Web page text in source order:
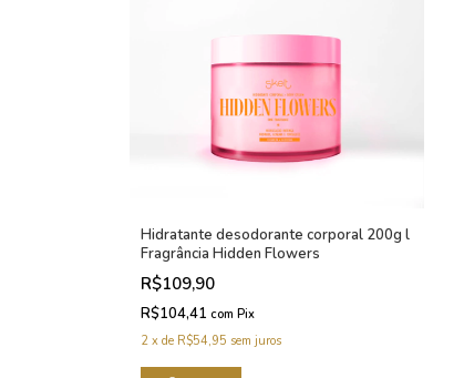
Hidratante desodorante corporal 200g l
Fragrância Hidden Flowers
R$109,90
R$104,41 com Pix
2 x de R$54,95 sem juros